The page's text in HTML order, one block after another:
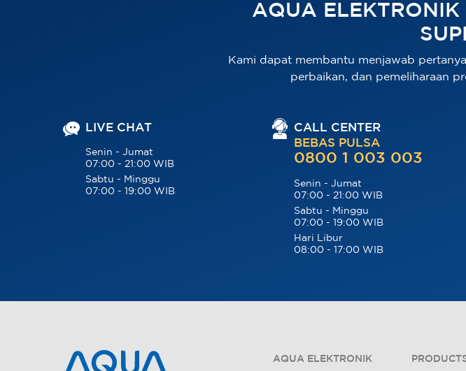
AQUA ELEKTRONIK
Kami dapat membantu menjawab
perbaikan, dan pemeliharaan
LIVE CHAT
Senin - Jumat
07:00 - 21:00 WIB
Sabtu - Minggu
07:00 - 19:00 WIB
CALL CENTER
BEBAS PULSA
0800 1 003 003
Senin - Jumat
07:00 - 21:00 WIB
Sabtu - Minggu
07:00 - 19:00 WIB
Hari Libur
08:00 - 17:00 WIB
AQUA ELEKTRONIK